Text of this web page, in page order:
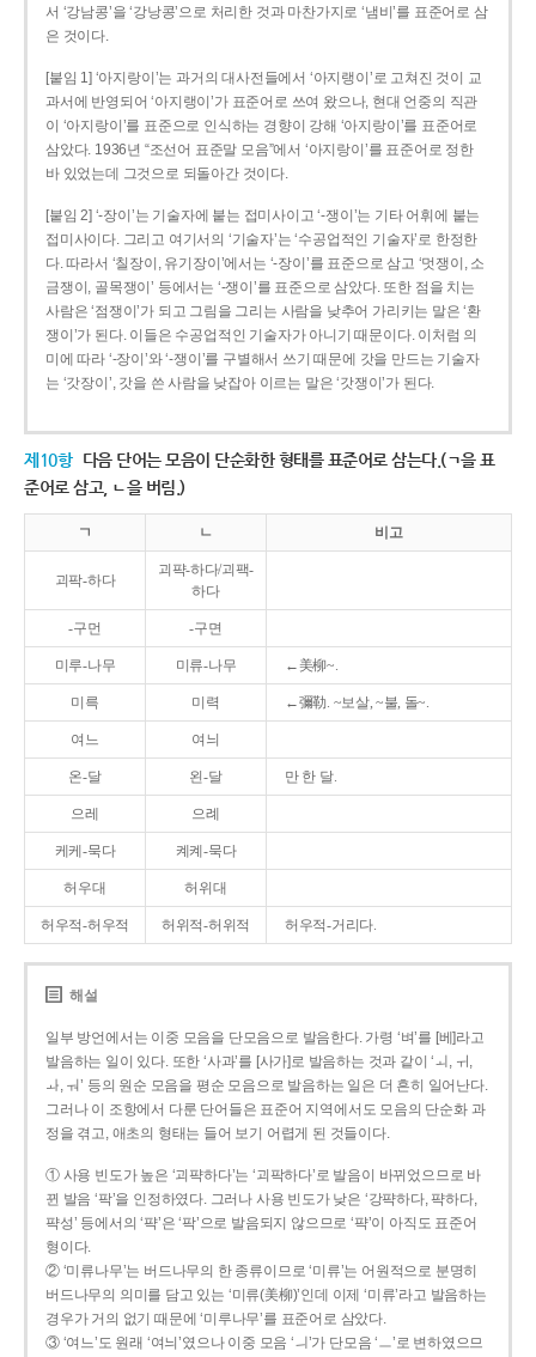
서 ‘강남콩’을 ‘강낭콩’으로 처리한 것과 마찬가지로 ‘냄비’를 표준어로 삼
은 것이다.
[붙임 1] ‘아지랑이’는 과거의 대사전들에서 ‘아지랭이’로 고쳐진 것이 교
과서에 반영되어 ‘아지랭이’가 표준어로 쓰여 왔으나, 현대 언중의 직관
이 ‘아지랑이’를 표준으로 인식하는 경향이 강해 ‘아지랑이’를 표준어로
삼았다. 1936년 “조선어 표준말 모음”에서 ‘아지랑이’를 표준어로 정한
바 있었는데 그것으로 되돌아간 것이다.
[붙임 2] ‘-장이’는 기술자에 붙는 접미사이고 ‘-쟁이’는 기타 어휘에 붙는
접미사이다. 그리고 여기서의 ‘기술자’는 ‘수공업적인 기술자’로 한정한
다. 따라서 ‘칠장이, 유기장이’에서는 ‘-장이’를 표준으로 삼고 ‘멋쟁이, 소
금쟁이, 골목쟁이’ 등에서는 ‘-쟁이’를 표준으로 삼았다. 또한 점을 치는
사람은 ‘점쟁이’가 되고 그림을 그리는 사람을 낮추어 가리키는 말은 ‘환
쟁이’가 된다. 이들은 수공업적인 기술자가 아니기 때문이다. 이처럼 의
미에 따라 ‘-장이’와 ‘-쟁이’를 구별해서 쓰기 때문에 갓을 만드는 기술자
는 ‘갓장이’, 갓을 쓴 사람을 낮잡아 이르는 말은 ‘갓쟁이’가 된다.
제10항 다음 단어는 모음이 단순화한 형태를 표준어로 삼는다.(ㄱ을 표
준어로 삼고, ㄴ을 버림.)
ㄱ ㄴ 비고
괴팍-하다
괴퍅-하다/괴팩-
하다
-구먼 -구면
미루-나무 미류-나무 ←美柳~.
미륵 미력 ←彌勒. ~보살, ~불, 돌~.
여느 여늬
온-달 왼-달 만 한 달.
으레 으례
케케-묵다 켸켸-묵다
허우대 허위대
허우적-허우적 허위적-허위적 허우적-거리다.
해설
일부 방언에서는 이중 모음을 단모음으로 발음한다. 가령 ‘벼’를 [베]라고
발음하는 일이 있다. 또한 ‘사과’를 [사가]로 발음하는 것과 같이 ‘ㅚ, ㅟ,
ㅘ, ㅝ’ 등의 원순 모음을 평순 모음으로 발음하는 일은 더 흔히 일어난다.
그러나 이 조항에서 다룬 단어들은 표준어 지역에서도 모음의 단순화 과
정을 겪고, 애초의 형태는 들어 보기 어렵게 된 것들이다.
① 사용 빈도가 높은 ‘괴퍅하다’는 ‘괴팍하다’로 발음이 바뀌었으므로 바
뀐 발음 ‘팍’을 인정하였다. 그러나 사용 빈도가 낮은 ‘강퍅하다, 퍅하다,
퍅성’ 등에서의 ‘퍅’은 ‘팍’으로 발음되지 않으므로 ‘퍅’이 아직도 표준어
형이다.
② ‘미류나무’는 버드나무의 한 종류이므로 ‘미류’는 어원적으로 분명히
버드나무의 의미를 담고 있는 ‘미류(美柳)’인데 이제 ‘미류’라고 발음하는
경우가 거의 없기 때문에 ‘미루나무’를 표준어로 삼았다.
③ ‘여느’도 원래 ‘여늬’였으나 이중 모음 ‘ㅢ’가 단모음 ‘ㅡ’로 변하였으므